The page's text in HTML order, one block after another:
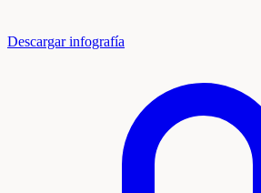
Descargar infografía